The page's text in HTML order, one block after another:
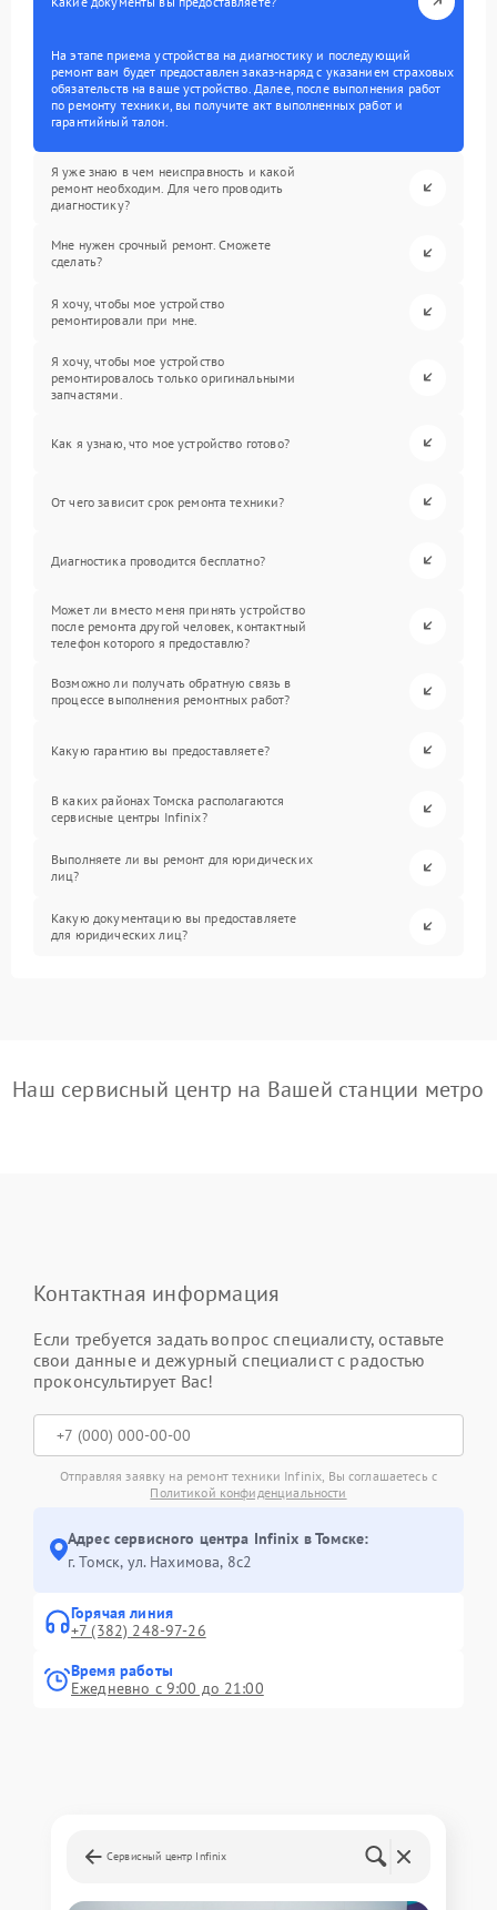
На этапе приема устройства на диагностику и последующий
ремонт вам будет предоставлен заказ-наряд с указанием страховых
обязательств на ваше устройство. Далее, после выполнения работ
по ремонту техники, вы получите акт выполненных работ и
гарантийный талон.
Я уже знаю в чем неисправность и какой
ремонт необходим. Для чего проводить
диагностику?
Мне нужен срочный ремонт. Сможете
сделать?
Я хочу, чтобы мое устройство
ремонтировали при мне.
Я хочу, чтобы мое устройство
ремонтировалось только оригинальными
запчастями.
Как я узнаю, что мое устройство готово?
От чего зависит срок ремонта техники?
Диагностика проводится бесплатно?
Может ли вместо меня принять устройство
после ремонта другой человек, контактный
телефон которого я предоставлю?
Возможно ли получать обратную связь в
процессе выполнения ремонтных работ?
Какую гарантию вы предоставляете?
В каких районах Томска располагаются
сервисные центры Infinix?
Выполняете ли вы ремонт для юридических
лиц?
Какую документацию вы предоставляете
для юридических лиц?
Наш сервисный центр на Вашей станции метро
Контактная информация
Если требуется задать вопрос специалисту, оставьте
свои данные и дежурный специалист с радостью
проконсультирует Вас!
Отправляя заявку на ремонт техники Infinix, Вы соглашаетесь с
Политикой конфиденциальности
Адрес сервисного центра Infinix в Томске:
г. Томск, ул. Нахимова, 8с2
Горячая линия
+7 (382) 248-97-26
Время работы
Ежедневно с 9:00 до 21:00
Сервисный центр Infinix